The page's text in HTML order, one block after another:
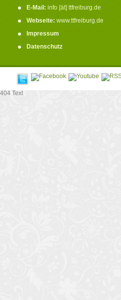
E-Mail: info [ät] ttfreiburg.de
Webseite: www.ttfreiburg.de
Impressum
Datenschutz
404 Text